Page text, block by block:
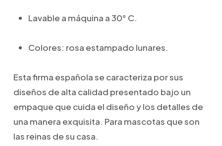
Lavable a máquina a 30° C.
Colores: rosa estampado lunares.
Esta firma española se caracteriza por sus
diseños de alta calidad presentado bajo un
empaque que cuida el diseño y los detalles de
una manera exquisita. Para mascotas que son
las reinas de su casa.